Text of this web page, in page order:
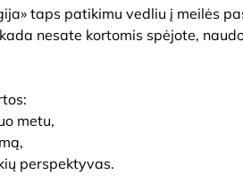
taps patikimu vedliu į meilės
nesate kortomis spėjote,
metu,
perspektyvas.